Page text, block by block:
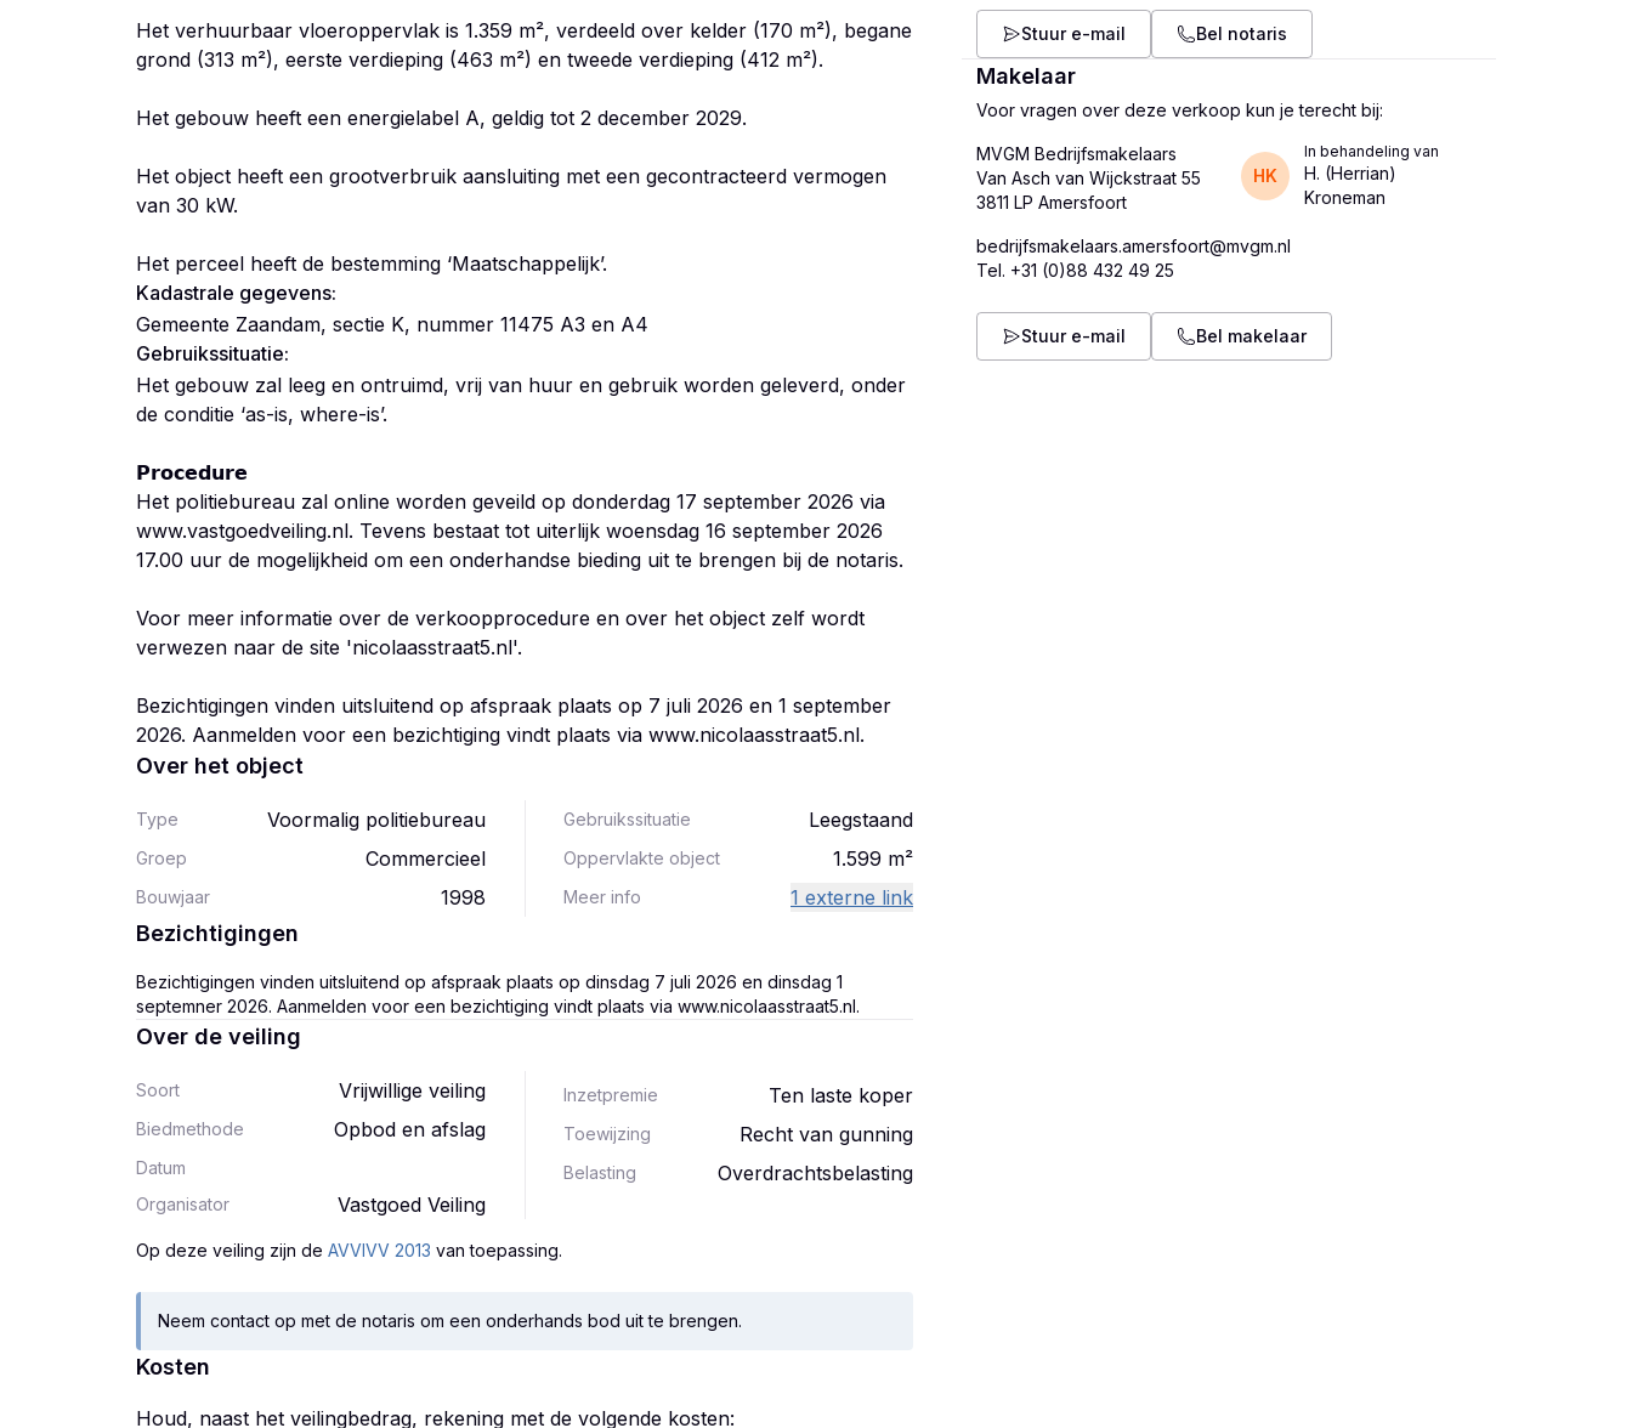
Het verhuurbaar vloeroppervlak is 1.359 m², verdeeld over kelder (170 m²), begane
grond (313 m²), eerste verdieping (463 m²) en tweede verdieping (412 m²).
Het gebouw heeft een energielabel A, geldig tot 2 december 2029.
Het object heeft een grootverbruik aansluiting met een gecontracteerd vermogen
van 30 kW.
Het perceel heeft de bestemming ‘Maatschappelijk’.
Kadastrale gegevens:
Gemeente Zaandam, sectie K, nummer 11475 A3 en A4
Gebruikssituatie:
Het gebouw zal leeg en ontruimd, vrij van huur en gebruik worden geleverd, onder
de conditie ‘as-is, where-is’.
𝗣𝗿𝗼𝗰𝗲𝗱𝘂𝗿𝗲
Het politiebureau zal online worden geveild op donderdag 17 september 2026 via
www.vastgoedveiling.nl. Tevens bestaat tot uiterlijk woensdag 16 september 2026
17.00 uur de mogelijkheid om een onderhandse bieding uit te brengen bij de notaris.
Voor meer informatie over de verkoopprocedure en over het object zelf wordt
verwezen naar de site 'nicolaasstraat5.nl'.
Bezichtigingen vinden uitsluitend op afspraak plaats op 7 juli 2026 en 1 september
2026. Aanmelden voor een bezichtiging vindt plaats via www.nicolaasstraat5.nl.
Over het object
Type Voormalig politiebureau
Groep Commercieel
Bouwjaar 1998
Gebruikssituatie Leegstaand
Oppervlakte object 1.599 m²
Meer info 1 externe link
Bezichtigingen
Bezichtigingen vinden uitsluitend op afspraak plaats op dinsdag 7 juli 2026 en dinsdag 1
septemner 2026. Aanmelden voor een bezichtiging vindt plaats via www.nicolaasstraat5.nl.
Over de veiling
Soort Vrijwillige veiling
Biedmethode Opbod en afslag
Datum
Organisator
Vastgoed Veiling
Inzetpremie Ten laste koper
Toewijzing Recht van gunning
Belasting Overdrachtsbelasting
Op deze veiling zijn de AVVIVV 2013 van toepassing.
Neem contact op met de notaris om een onderhands bod uit te brengen.
Kosten
Houd, naast het veilingbedrag, rekening met de volgende kosten:
Stuur e-mail Bel notaris
Makelaar
Voor vragen over deze verkoop kun je terecht bij:
MVGM Bedrijfsmakelaars
Van Asch van Wijckstraat 55
HK
In behandeling van
H. (Herrian)
Kroneman
bedrijfsmakelaars.amersfoort@mvgm.nl
Tel. +31 (0)88 432 49 25
Stuur e-mail Bel makelaar